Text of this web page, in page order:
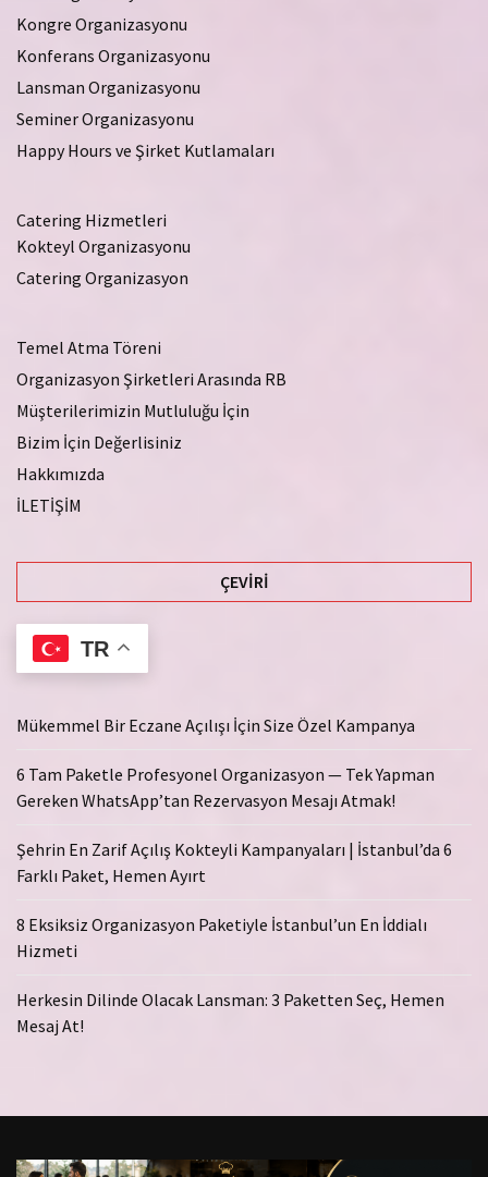
Kongre Organizasyonu
Konferans Organizasyonu
Lansman Organizasyonu
Seminer Organizasyonu
Happy Hours ve Şirket Kutlamaları
Catering Hizmetleri
Kokteyl Organizasyonu
Catering Organizasyon
Temel Atma Töreni
Organizasyon Şirketleri Arasında RB
Müşterilerimizin Mutluluğu İçin
Bizim İçin Değerlisiniz
Hakkımızda
İLETİŞİM
ÇEVIRI
TR
Mükemmel Bir Eczane Açılışı İçin Size Özel Kampanya
6 Tam Paketle Profesyonel Organizasyon — Tek Yapman
Gereken WhatsApp’tan Rezervasyon Mesajı Atmak!
Şehrin En Zarif Açılış Kokteyli Kampanyaları | İstanbul’da 6
Farklı Paket, Hemen Ayırt
8 Eksiksiz Organizasyon Paketiyle İstanbul’un En İddialı
Hizmeti
Herkesin Dilinde Olacak Lansman: 3 Paketten Seç, Hemen
Mesaj At!